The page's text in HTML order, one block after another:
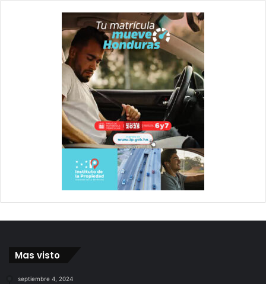
Mas visto
septiembre 4, 2024